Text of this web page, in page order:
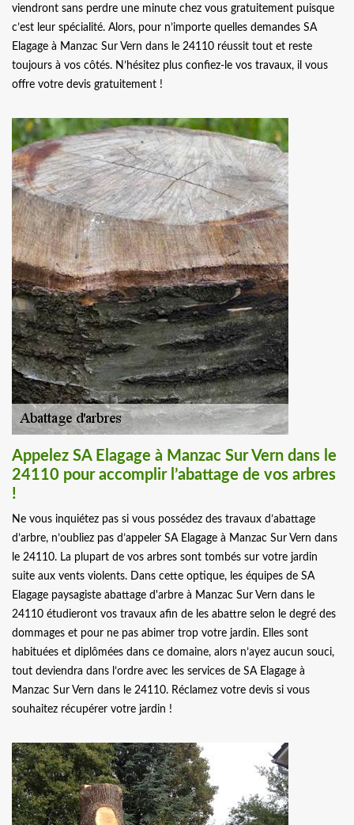
viendront sans perdre une minute chez vous gratuitement puisque
c’est leur spécialité. Alors, pour n’importe quelles demandes SA
Elagage à Manzac Sur Vern dans le 24110 réussit tout et reste
toujours à vos côtés. N’hésitez plus confiez-le vos travaux, il vous
offre votre devis gratuitement !
Appelez SA Elagage à Manzac Sur Vern dans le
24110 pour accomplir l’abattage de vos arbres
!
Ne vous inquiétez pas si vous possédez des travaux d’abattage
d’arbre, n’oubliez pas d’appeler SA Elagage à Manzac Sur Vern dans
le 24110. La plupart de vos arbres sont tombés sur votre jardin
suite aux vents violents. Dans cette optique, les équipes de SA
Elagage paysagiste abattage d'arbre à Manzac Sur Vern dans le
24110 étudieront vos travaux afin de les abattre selon le degré des
dommages et pour ne pas abimer trop votre jardin. Elles sont
habituées et diplômées dans ce domaine, alors n’ayez aucun souci,
tout deviendra dans l’ordre avec les services de SA Elagage à
Manzac Sur Vern dans le 24110. Réclamez votre devis si vous
souhaitez récupérer votre jardin !